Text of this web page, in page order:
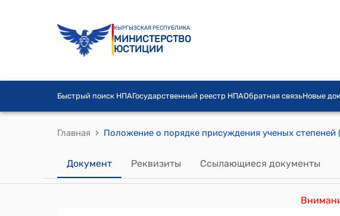
КЫРГЫЗСКАЯ РЕСПУБЛИКА
МИНИСТЕРСТВО
ЮСТИЦИИ
Быстрый поиск НПАГосударственный реестр НПАОбратная связьНовые
Главная ›
Документ Реквизиты Ссылающиеся документы